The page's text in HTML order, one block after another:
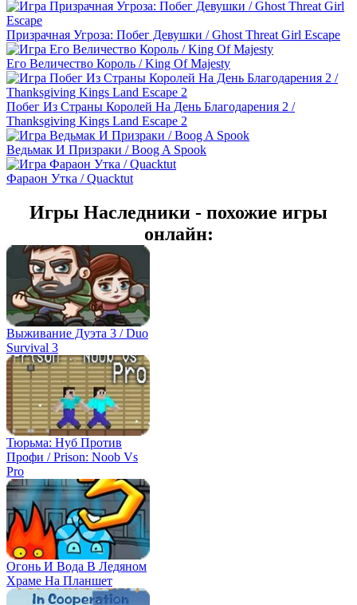
Призрачная Угроза: Побег Девушки / Ghost Threat Girl Escape
Его Величество Король / King Of Majesty
Побег Из Страны Королей На День Благодарения 2 /
Thanksgiving Kings Land Escape 2
Ведьмак И Призраки / Boog A Spook
Фараон Утка / Quacktut
Игры Наследники - похожие игры
онлайн:
Выживание Дуэта 3 / Duo
Survival 3
Тюрьма: Нуб Против
Профи / Prison: Noob Vs
Pro
Огонь И Вода В Ледяном
Храме На Планшет